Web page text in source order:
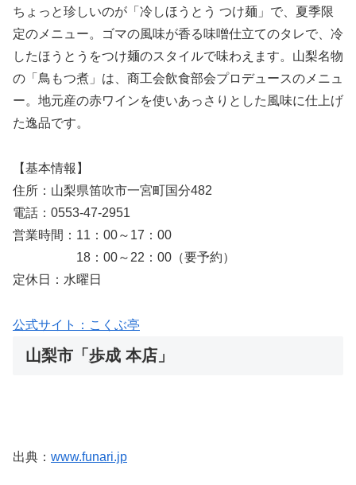
ちょっと珍しいのが「冷しほうとう つけ麺」で、夏季限
定のメニュー。ゴマの風味が香る味噌仕立てのタレで、冷
したほうとうをつけ麺のスタイルで味わえます。山梨名物
の「鳥もつ煮」は、商工会飲食部会プロデュースのメニュ
ー。地元産の赤ワインを使いあっさりとした風味に仕上げ
た逸品です。
【基本情報】
住所：山梨県笛吹市一宮町国分482
電話：0553-47-2951
営業時間：11：00～17：00
18：00～22：00（要予約）
定休日：水曜日
公式サイト：こくぶ亭
山梨市「歩成 本店」
出典： www.funari.jp